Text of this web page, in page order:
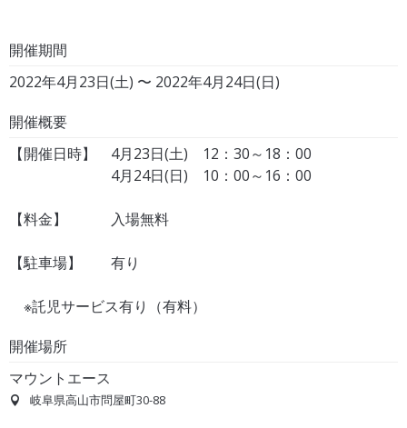
開催期間
2022年4月23日(土) 〜 2022年4月24日(日)
開催概要
【開催日時】 4月23日(土) 12：30～18：00
4月24日(日) 10：00～16：00
【料金】 入場無料
【駐車場】 有り
※託児サービス有り（有料）
開催場所
マウントエース
岐阜県高山市問屋町30-88